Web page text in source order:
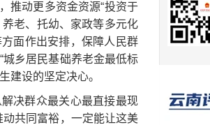
推动更多资金资源“投资于
老、托幼、家政等多元化
面作出安排，保障人民群
城乡居民基础养老金最低标
建设的坚定决心。
决群众最关心最直接最现
共同富裕，一定能让这美